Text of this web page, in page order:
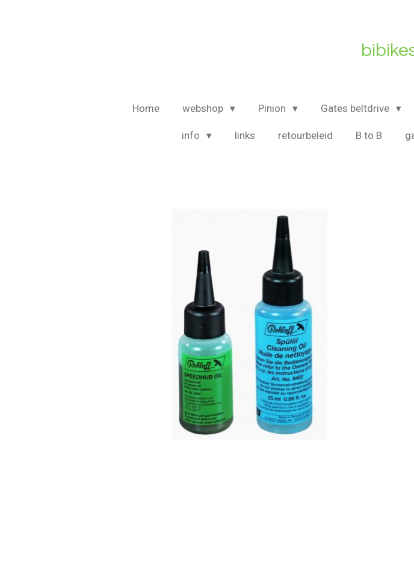
Home webshop Pinion Gates beltdrive
info links retourbeleid B to B